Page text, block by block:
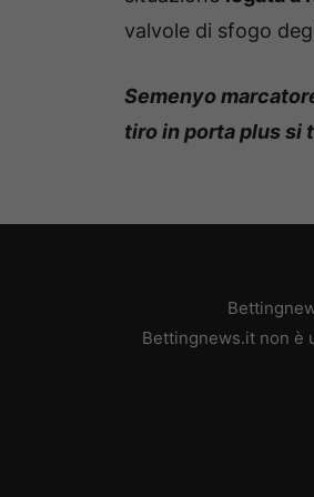
valvole di sfogo
Semenyo
tiro in porta plus si
Bettingnews.it non è